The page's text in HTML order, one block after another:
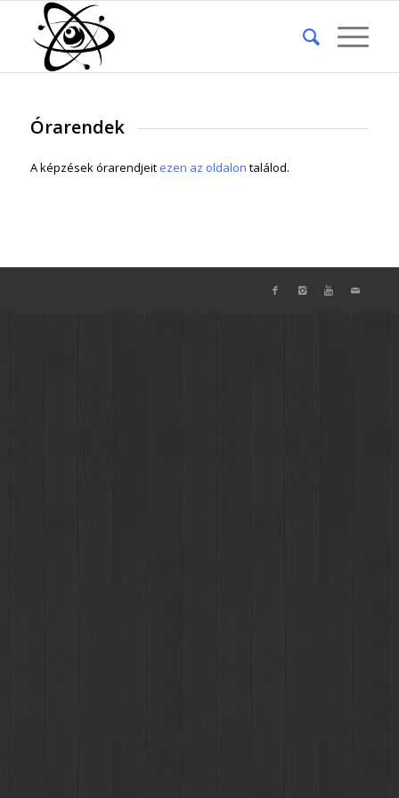
Órarendek
A képzések órarendjeit ezen az oldalon találod.